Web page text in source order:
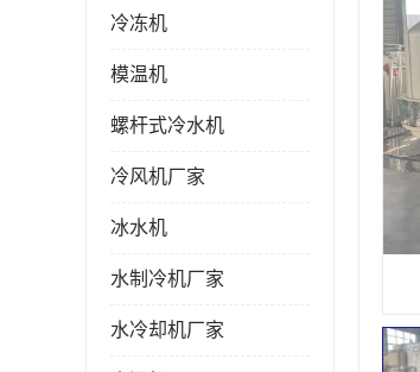
冷冻机
模温机
螺杆式冷水机
冷风机厂家
冰水机
水制冷机厂家
水冷却机厂家